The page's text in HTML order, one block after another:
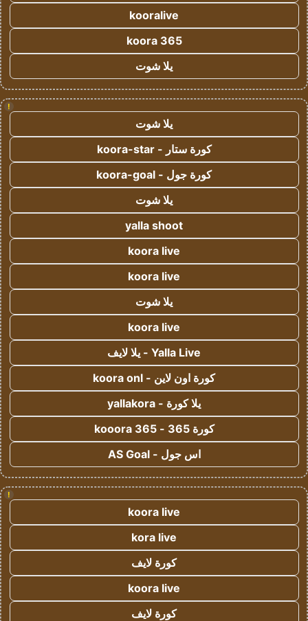
kooralive
koora 365
يلا شوت
!
يلا شوت
كورة ستار - koora-star
كورة جول - koora-goal
يلا شوت
yalla shoot
koora live
koora live
يلا شوت
koora live
Yalla Live - يلا لايف
كورة اون لاين - koora onl
يلا كورة - yallakora
كورة 365 - kooora 365
اس جول - AS Goal
!
koora live
kora live
كورة لايف
koora live
كورة لايف